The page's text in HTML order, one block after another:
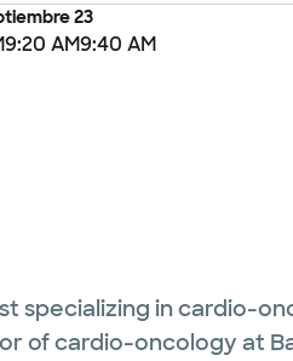
23
9:20 AM9:40 AM
specializing in cardio-
of cardio-oncology at